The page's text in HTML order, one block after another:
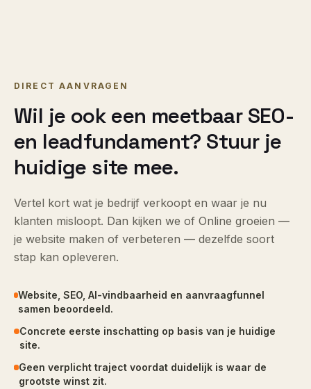
DIRECT AANVRAGEN
Wil je ook een meetbaar SEO-
en leadfundament? Stuur je
huidige site mee.
Vertel kort wat je bedrijf verkoopt en waar je nu
klanten misloopt. Dan kijken we of Online groeien —
je website maken of verbeteren — dezelfde soort
stap kan opleveren.
Website, SEO, AI-vindbaarheid en aanvraagfunnel
samen beoordeeld.
Concrete eerste inschatting op basis van je huidige
site.
Geen verplicht traject voordat duidelijk is waar de
grootste winst zit.